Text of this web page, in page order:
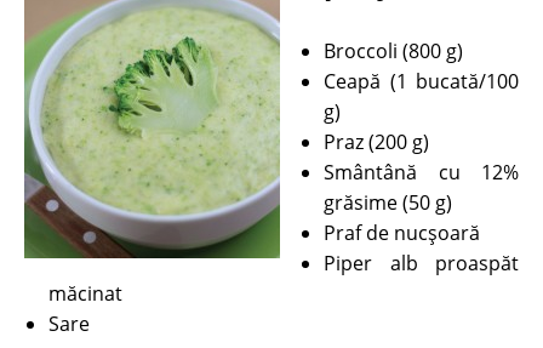
Broccoli (800 g)
Ceapă (1 bucată/100
g)
Praz (200 g)
Smântână cu 12%
grăsime (50 g)
Praf de nucșoară
Piper alb proaspăt
măcinat
Sare